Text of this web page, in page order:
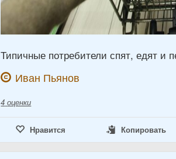
Типичные потребители спят, едят
Иван Пьянов
4 оценки
Нравится Копировать